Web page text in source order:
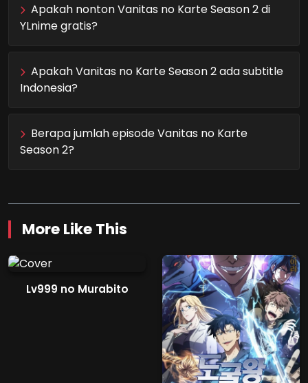
Apakah nonton Vanitas no Karte Season 2 di
YLnime gratis?
Apakah Vanitas no Karte Season 2 ada subtitle
Indonesia?
Berapa jumlah episode Vanitas no Karte
Season 2?
More Like This
Lv999 no Murabito